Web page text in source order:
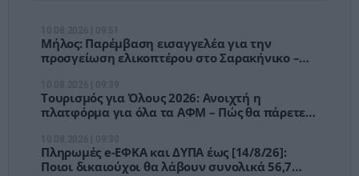
Μήλος: Παρέμβαση εισαγγελέα για την
προσγείωση ελικοπτέρου στο Σαρακήνικο –
Τουρισμός για Όλους 2026: Ανοιχτή η
πλατφόρμα για όλα τα ΑΦΜ – Πώς θα πάρετε
Πληρωμές e-ΕΦΚΑ και ΔΥΠΑ έως [14/8/26]:
Ποιοι δικαιούχοι θα λάβουν συνολικά 56,7